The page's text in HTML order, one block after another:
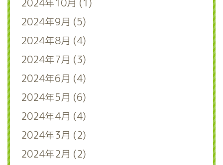
2024年9月 (5)
2024年8月 (4)
2024年7月 (3)
2024年6月 (4)
2024年5月 (6)
2024年4月 (4)
2024年3月 (2)
2024年2月 (2)